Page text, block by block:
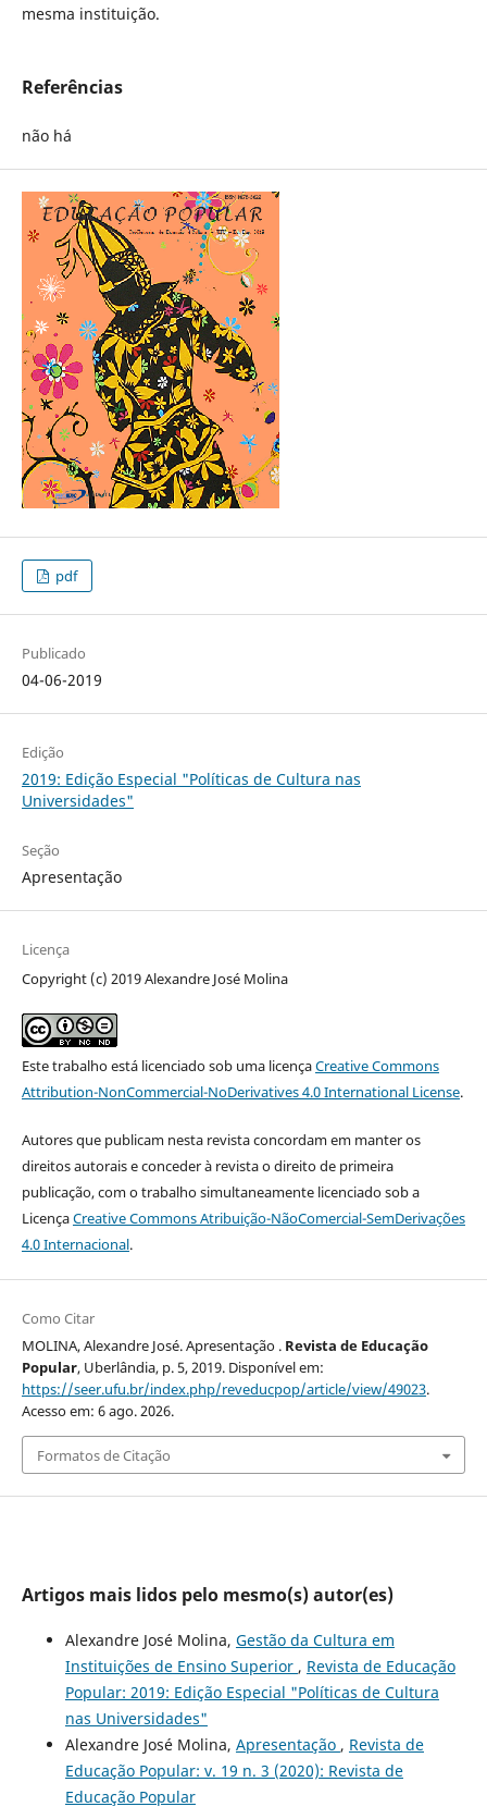
mesma instituição.
Referências
não há
pdf
Publicado
04-06-2019
Edição
2019: Edição Especial "Políticas de Cultura nas
Universidades"
Seção
Apresentação
Licença
Copyright (c) 2019 Alexandre José Molina
Este trabalho está licenciado sob uma licençaCreative Commons
Attribution-NonCommercial-NoDerivatives 4.0 International License.
Autores que publicam nesta revista concordam em manter os
direitos autorais e conceder à revista o direito de primeira
publicação, com o trabalho simultaneamente licenciado sob a
LicençaCreative Commons Atribuição-NãoComercial-SemDerivações
4.0 Internacional.
Como Citar
MOLINA, Alexandre José. Apresentação . Revista de Educação
Popular, Uberlândia, p. 5, 2019. Disponível em:
https://seer.ufu.br/index.php/reveducpop/article/view/49023.
Acesso em: 6 ago. 2026.
Formatos de Citação
Artigos mais lidos pelo mesmo(s) autor(es)
Alexandre José Molina, Gestão da Cultura em
Instituições de Ensino Superior , Revista de Educação
Popular: 2019: Edição Especial "Políticas de Cultura
nas Universidades"
Alexandre José Molina, Apresentação , Revista de
Educação Popular: v. 19 n. 3 (2020): Revista de
Educação Popular